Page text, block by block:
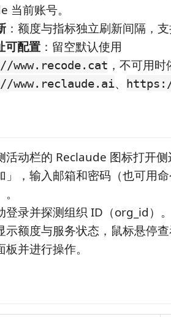
当前账号。
：额度与指标独立刷新间隔，
可配置 ：留空默认使用
www.recode.cat ，不可用
www.reclaude.ai、
活动栏的 Reclaude 图标打开
」，输入邮箱和密码（也可用
。
登录并探测组织 ID（org_id）
示额度与服务状态，鼠标悬停
并进行操作。